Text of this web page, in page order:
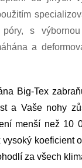
póry, s
a
Big-Tex
a Vaše nohy
menší než 10
vysoký koeficient
za všech